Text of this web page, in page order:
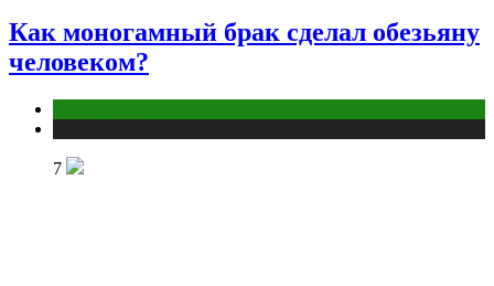
Как моногамный брак сделал обезьяну
человеком?
7